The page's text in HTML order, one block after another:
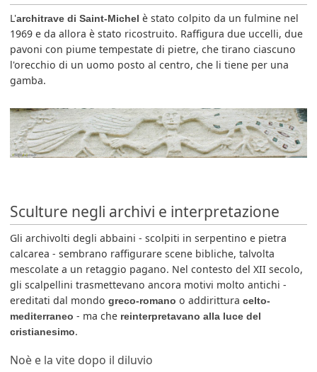
L'architrave di Saint-Michel è stato colpito da un fulmine nel
1969 e da allora è stato ricostruito. Raffigura due uccelli, due
pavoni con piume tempestate di pietre, che tirano ciascuno
l'orecchio di un uomo posto al centro, che li tiene per una
gamba.
Sculture negli archivi e interpretazione
Gli archivolti degli abbaini - scolpiti in serpentino e pietra
calcarea - sembrano raffigurare scene bibliche, talvolta
mescolate a un retaggio pagano. Nel contesto del XII secolo,
gli scalpellini trasmettevano ancora motivi molto antichi -
ereditati dal mondogreco-romano o addiritturacelto-
mediterraneo - ma che reinterpretavano alla luce del
cristianesimo.
Noè e la vite dopo il diluvio